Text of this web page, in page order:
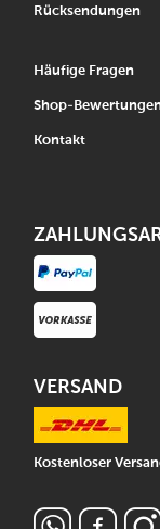
Rücksendungen
Häufige Fragen
Shop-
Kontakt
VERSAND
Kostenloser